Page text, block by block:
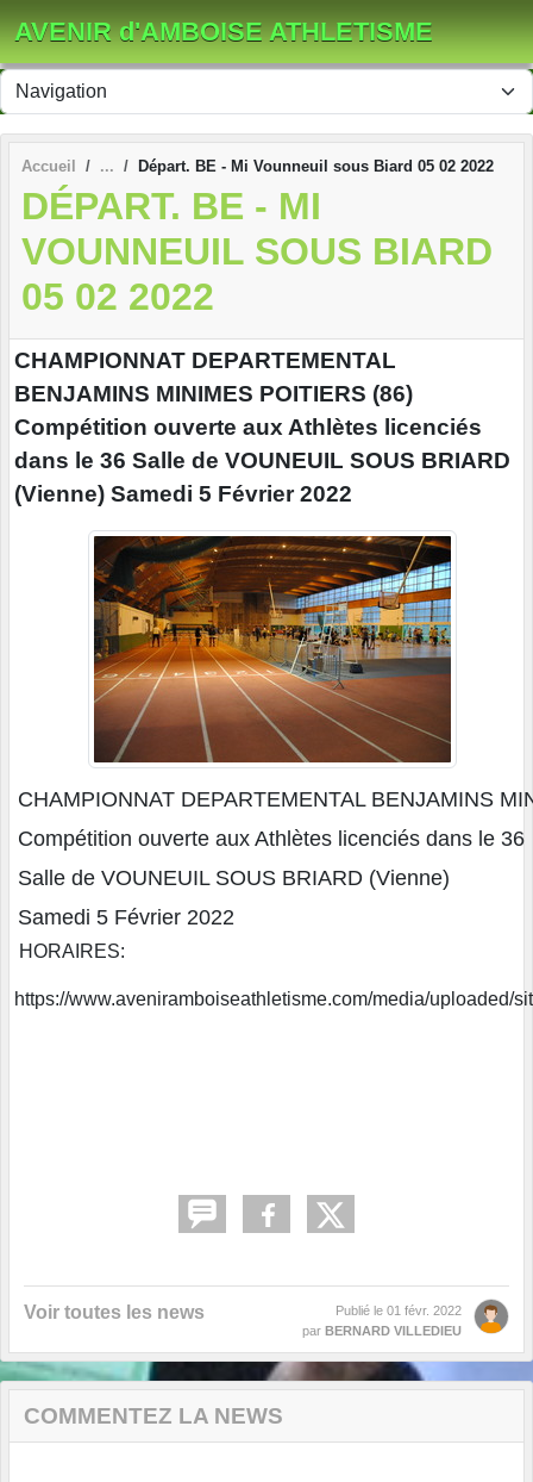
AVENIR d'AMBOISE ATHLETISME
Accueil Départ. BE - Mi Vounneuil sous Biard 05 02 2022
DÉPART. BE - MI
VOUNNEUIL SOUS BIARD
05 02 2022
CHAMPIONNAT DEPARTEMENTAL
BENJAMINS MINIMES POITIERS (86)
Compétition ouverte aux Athlètes licenciés
dans le 36 Salle de VOUNEUIL SOUS BRIARD
(Vienne) Samedi 5 Février 2022
CHAMPIONNAT DEPARTEMENTAL BENJAMINS
Compétition ouverte aux Athlètes licenciés dans le 36
Salle de VOUNEUIL SOUS BRIARD (Vienne)
Samedi 5 Février 2022
HORAIRES:
https://www.aveniramboiseathletisme.com/media/uploaded/
Voir toutes les news Publié le 01 févr. 2022
par BERNARD VILLEDIEU
COMMENTEZ LA NEWS